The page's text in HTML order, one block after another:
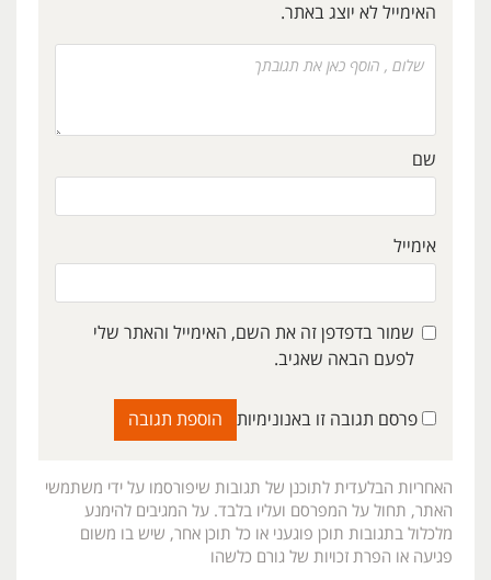
האימייל לא יוצג באתר.
שם
אימייל
שמור בדפדפן זה את השם, האימייל והאתר שלי
לפעם הבאה שאגיב.
פרסם תגובה זו באנונימיות
האחריות הבלעדית לתוכנן של תגובות שיפורסמו על ידי משתמשי
האתר, תחול על המפרסם ועליו בלבד. על המגיבים להימנע
מלכלול בתגובות תוכן פוגעני או כל תוכן אחר, שיש בו משום
פגיעה או הפרת זכויות של גורם כלשהו